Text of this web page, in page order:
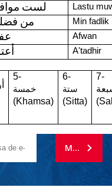
لست Lastu
من Min
Afwan
A'tadhir
5-
خمسة
(Khamsa)
6-
ستة
(Sitta)
7-
MA